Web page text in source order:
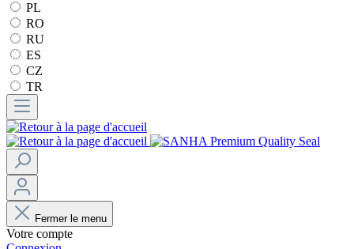
PL
RO
RU
ES
CZ
TR
Fermer le menu
Votre compte